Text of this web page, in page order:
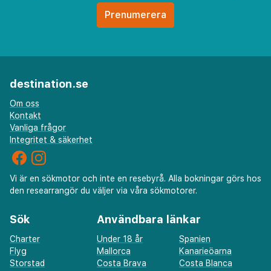
nätter. Skatten gäller inte barn under 18 år.
vistelse
Serviceavgift: 17 procent
Vi har listat alla tilläggsavgifter som boendet har
upplyst oss om.
destination.se
Om oss
Kontakt
Vanliga frågor
Integritet & säkerhet
Vi är en sökmotor och inte en resebyrå. Alla bokningar görs hos
den researrangör du väljer via våra sökmotorer.
Sök
Charter
Flyg
Storstad
Användbara länkar
Under 18 år
Spanien
Mallorca
Kanarieöarna
Costa Brava
Costa Blanca